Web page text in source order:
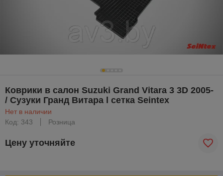
Коврики в салон Suzuki Grand Vitara 3 3D 2005-
/ Сузуки Гранд Витара l сетка Seintex
Нет в наличии
Код: 343
Розница
Цену уточняйте